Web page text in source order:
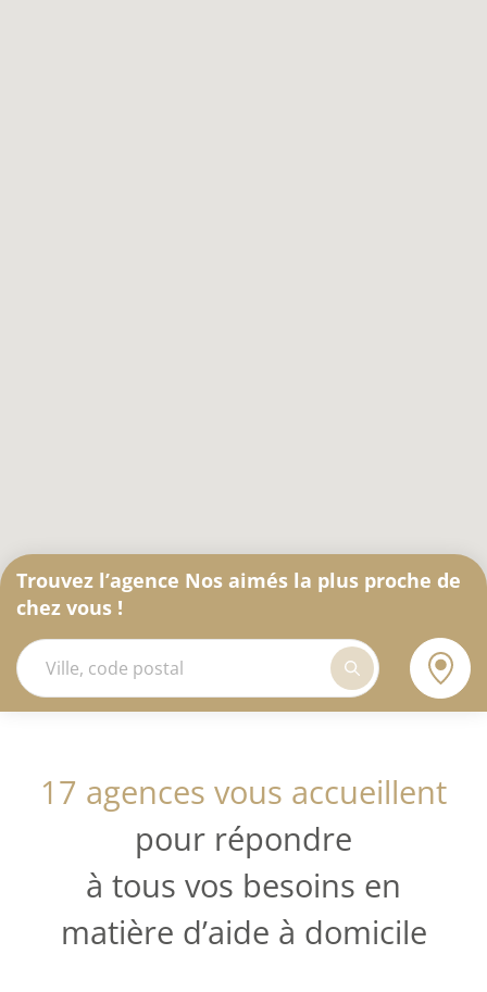
Trouvez l’agence Nos aimés la plus proche de
chez vous !
17 agences vous accueillent
pour répondre
à tous vos besoins en
matière d’aide à domicile